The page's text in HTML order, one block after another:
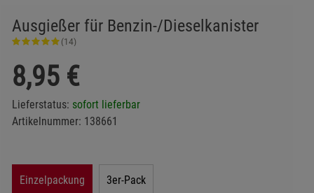
Ausgießer für Benzin-/Dieselkanister
(14)
8,95 €
Lieferstatus: sofort lieferbar
Artikelnummer: 138661
Einzelpackung 3er-Pack